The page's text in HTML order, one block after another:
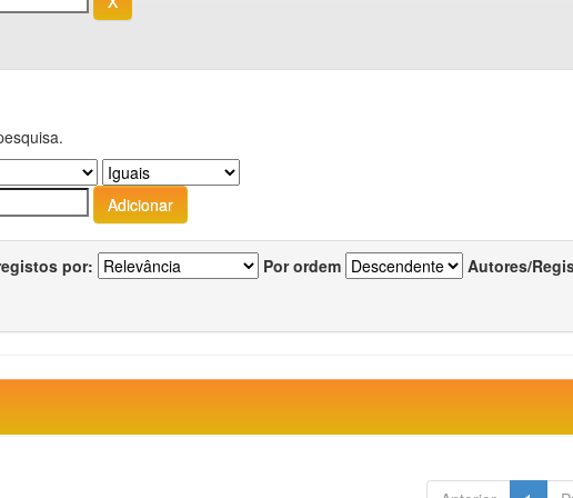
por: Por ordem Autores/